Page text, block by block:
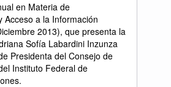
en Materia de
Acceso a la Información
2013), que presenta la
Sofía Labardini Inzunza
Presidenta del Consejo de
Instituto Federal de